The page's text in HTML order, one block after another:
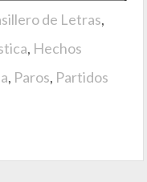
de Letras,
, Hechos
, Paros, Partidos